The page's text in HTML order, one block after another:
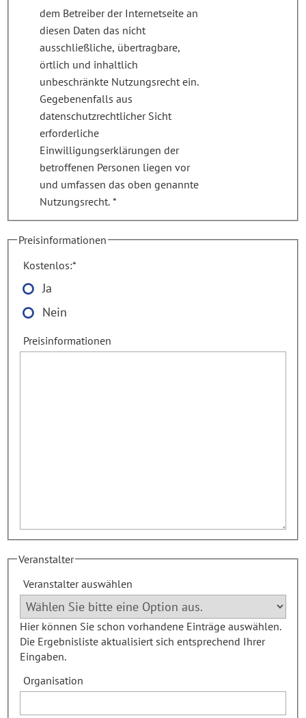
dem Betreiber der Internetseite an
diesen Daten das nicht
ausschließliche, übertragbare,
örtlich und inhaltlich
unbeschränkte Nutzungsrecht ein.
Gegebenenfalls aus
datenschutzrechtlicher Sicht
erforderliche
Einwilligungserklärungen der
betroffenen Personen liegen vor
und umfassen das oben genannte
Nutzungsrecht.*
Preisinformationen
Kostenlos:*
Ja
Nein
Preisinformationen
Veranstalter
Veranstalter auswählen
Hier können Sie schon vorhandene Einträge auswählen.
Die Ergebnisliste aktualisiert sich entsprechend Ihrer
Eingaben.
Organisation